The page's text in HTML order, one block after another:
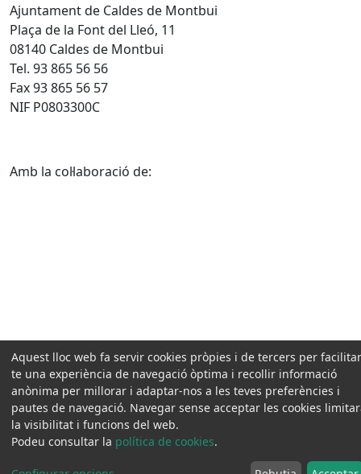
Ajuntament de Caldes de Montbui
Plaça de la Font del Lleó, 11
08140 Caldes de Montbui
Tel. 93 865 56 56
Fax 93 865 56 57
NIF P0803300C
Amb la col·laboració de:
Aquest lloc web fa servir cookies pròpies i de tercers per
te una experiència de navegació òptima i recollir informació
anònima per millorar i adaptar-nos a les teves preferències i
pautes de navegació. Navegar sense acceptar les cookies
la visibilitat i funcions del web.
Podeu consultar la política de cookies.